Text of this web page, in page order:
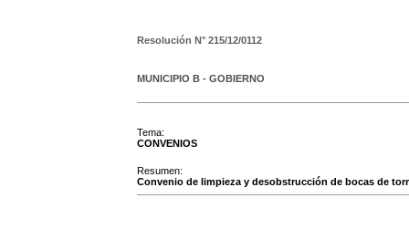
Resolución N° 215/12/0112
MUNICIPIO B - GOBIERNO
Tema:
CONVENIOS
Resumen:
Convenio de limpieza y desobstrucción de bocas de